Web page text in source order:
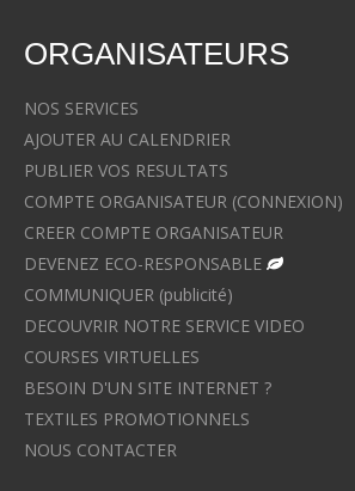
ORGANISATEURS
NOS SERVICES
AJOUTER AU CALENDRIER
PUBLIER VOS RESULTATS
COMPTE ORGANISATEUR (CONNEXION)
CREER COMPTE ORGANISATEUR
DEVENEZ ECO-RESPONSABLE
COMMUNIQUER (publicité)
DECOUVRIR NOTRE SERVICE VIDEO
COURSES VIRTUELLES
BESOIN D'UN SITE INTERNET ?
TEXTILES PROMOTIONNELS
NOUS CONTACTER